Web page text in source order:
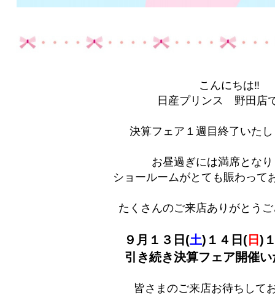
こんにちは‼
日産プリンス 野田店
決算フェア１週目終了いた
お昼過ぎには満席とな
ショールームがとても賑わって
たくさんのご来店ありがとう
９月１３日(土)１４日( 日 )
引き続き決算フェア開催
皆さまのご来店お待ちして